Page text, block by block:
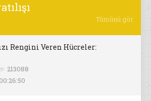
Tümünü gör
Rengini Veren Hücreler:
213088